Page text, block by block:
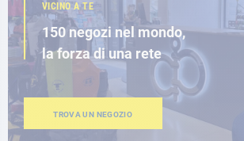
VICINO A TE
150 negozi nel mondo,
la forza di una rete
TROVA UN NEGOZIO